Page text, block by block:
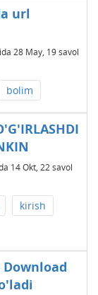
url
28 May, 19 savol
bolim
14 Okt, 22 savol
kirish